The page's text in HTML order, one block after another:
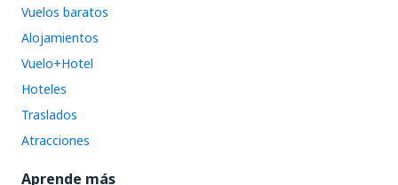
Vuelos baratos
Alojamientos
Vuelo+Hotel
Hoteles
Traslados
Atracciones
Aprende más